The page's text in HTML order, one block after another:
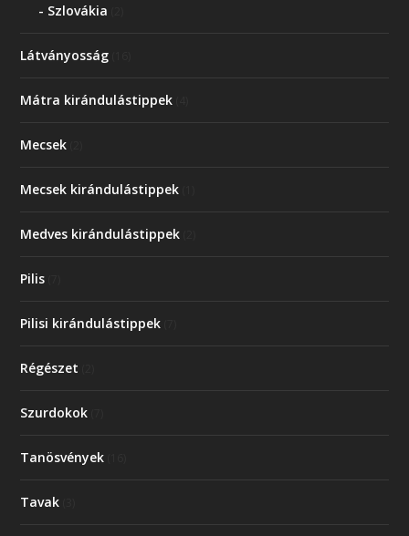
Szlovákia
Látványosság
Mátra kirándulástippek
Mecsek
Mecsek kirándulástippek
Medves kirándulástippek
Pilis
Pilisi kirándulástippek
Régészet
Szurdokok
Tanösvények
Tavak